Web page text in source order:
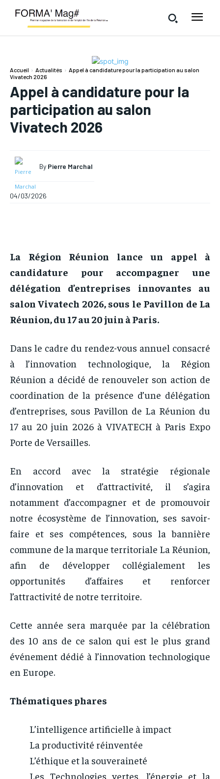
Accueil Actualités
Appel à candidature pour la participation au salon
Vivatech 2026
Appel à candidature pour la
participation au salon
Vivatech 2026
By Pierre Marchal
04/03/2026
La Région Réunion lance un appel à
candidature pour accompagner une
délégation d’entreprises innovantes au
salon Vivatech 2026, sous le Pavillon de La
Réunion, du 17 au 20 juin à Paris.
Dans le cadre du rendez-vous annuel consacré
à l’innovation technologique, la Région
Réunion a décidé de renouveler son action de
coordination de la présence d’une délégation
d’entreprises, sous Pavillon de La Réunion du
17 au 20 juin 2026 à VIVATECH à Paris Expo
Porte de Versailles.
En accord avec la stratégie régionale
d’innovation et d’attractivité, il s’agira
notamment d’accompagner et de promouvoir
notre écosystème de l’innovation, ses savoir-
faire et ses compétences, sous la bannière
commune de la marque territoriale La Réunion,
afin de développer collégialement les
opportunités d’affaires et renforcer
l’attractivité de notre territoire.
Cette année sera marquée par la célébration
des 10 ans de ce salon qui est le plus grand
événement dédié à l’innovation technologique
en Europe.
Thématiques phares
L’intelligence artificielle à impact
La productivité réinventée
L’éthique et la souveraineté
Les Technologies vertes, l’énergie et la